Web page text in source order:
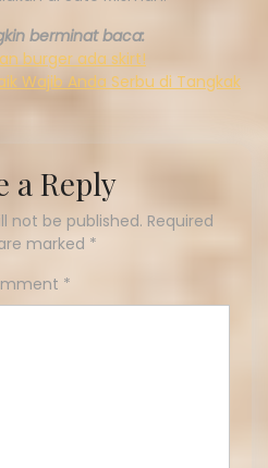
berminat baca:
burger ada skirt!
Wajib Anda Serbu di Tangkak
a Reply
not be published. Required
marked *
*